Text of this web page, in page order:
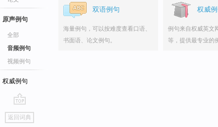
原声例句
全部
音频例句
视频例句
权威例句
go
top
返回词典
双语例句
海量例句，可以按难度查看口语、
书面语、论文例句。
权威
例句来自权威英文
等，提供最专业的